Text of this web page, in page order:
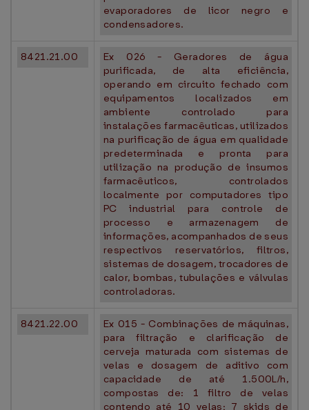
evaporadores de licor negro e
condensadores.
8421.21.00
Ex 026 - Geradores de água
purificada, de alta eficiência,
operando em circuito fechado com
equipamentos localizados em
ambiente controlado para
instalações farmacêuticas, utilizados
na purificação de água em qualidade
predeterminada e pronta para
utilização na produção de insumos
farmacêuticos, controlados
localmente por computadores tipo
PC industrial para controle de
processo e armazenagem de
informações, acompanhados de seus
respectivos reservatórios, filtros,
sistemas de dosagem, trocadores de
calor, bombas, tubulações e válvulas
controladoras.
8421.22.00
Ex 015 - Combinações de máquinas,
para filtração e clarificação de
cerveja maturada com sistemas de
velas e dosagem de aditivo com
capacidade de até 1.500L/h,
compostas de: 1 filtro de velas
contendo até 10 velas; 7 skids de